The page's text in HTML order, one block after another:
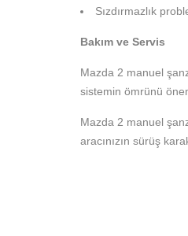
Sızdırmazlık
Bakım ve Servis
Mazda 2 manuel
sistemin ömrünü
Mazda 2 manuel
aracınızın sürüş